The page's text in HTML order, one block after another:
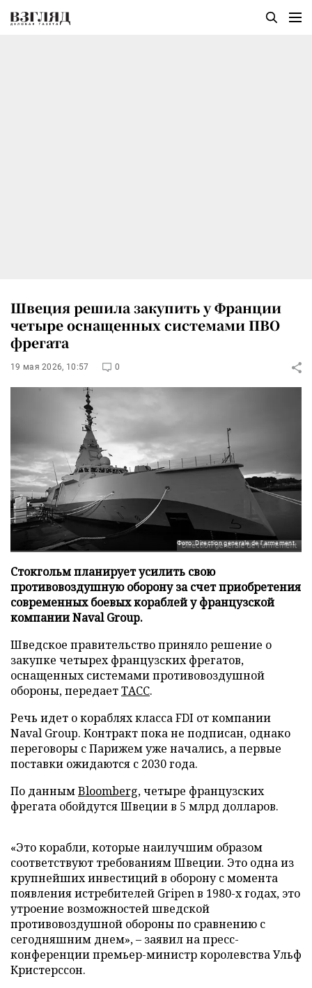
Швеция решила закупить у Франции
четыре оснащенных системами ПВО
фрегата
19 мая 2026, 10:57 0
Фото: Direction generale de l'armement
Стокгольм планирует усилить свою
противовоздушную оборону за счет приобретения
современных боевых кораблей у французской
компании Naval Group.
Шведское правительство приняло решение о
закупке четырех французских фрегатов,
оснащенных системами противовоздушной
обороны, передаетТАСС.
Речь идет о кораблях класса FDI от компании
Naval Group. Контракт пока не подписан, однако
переговоры с Парижем уже начались, а первые
поставки ожидаются с 2030 года.
По даннымBloomberg, четыре французских
фрегата обойдутся Швеции в 5 млрд долларов.
«Это корабли, которые наилучшим образом
соответствуют требованиям Швеции. Это одна из
крупнейших инвестиций в оборону с момента
появления истребителей Gripen в 1980-х годах, это
утроение возможностей шведской
противовоздушной обороны по сравнению с
сегодняшним днем», – заявил на пресс-
конференции премьер-министр королевства Ульф
Кристерссон.